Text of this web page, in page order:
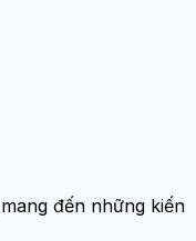
đến những kiến